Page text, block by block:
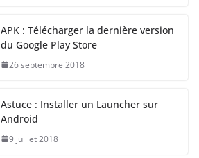
APK : Télécharger la dernière version
du Google Play Store
26 septembre 2018
Astuce : Installer un Launcher sur
Android
9 juillet 2018